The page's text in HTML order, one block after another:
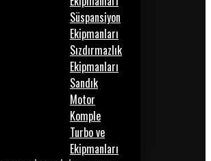
Süspansiyon
Ekipmanları
Sızdırmazlık
Ekipmanları
Sandık
Motor
Komple
Turbo ve
Ekipmanları